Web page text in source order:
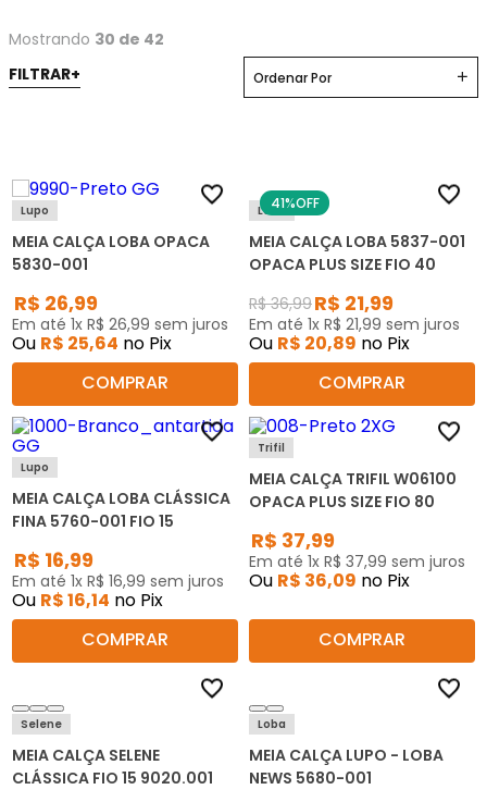
Mostrando 30 de 42
Ordenar Por
Lupo
MEIA CALÇA LOBA OPACA
5830-001
R$ 26,99
Em até 1x R$ 26,99 sem juros
Ou R$ 25,64 no Pix
COMPRAR
41%OFF
Loba
MEIA CALÇA LOBA 5837-001
OPACA PLUS SIZE FIO 40
R$ 36,99R$ 21,99
Em até 1x R$ 21,99 sem juros
Ou R$ 20,89 no Pix
COMPRAR
Lupo
MEIA CALÇA LOBA CLÁSSICA
FINA 5760-001 FIO 15
R$ 16,99
Em até 1x R$ 16,99 sem juros
Ou R$16,14 no Pix
COMPRAR
Trifil
MEIA CALÇA TRIFIL W06100
OPACA PLUS SIZE FIO 80
R$ 37,99
Em até 1x R$ 37,99 sem juros
Ou R$ 36,09 no Pix
COMPRAR
Selene
MEIA CALÇA SELENE
CLÁSSICA FIO 15 9020.001
Loba
MEIA CALÇA LUPO - LOBA
NEWS 5680-001